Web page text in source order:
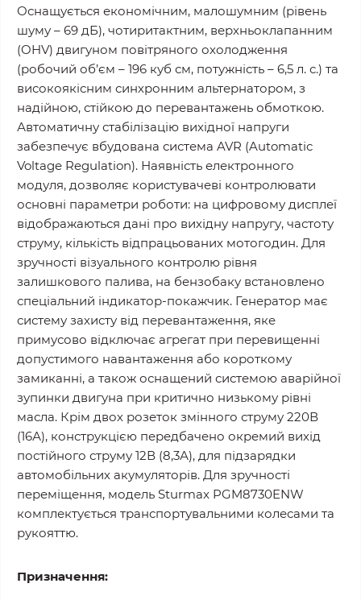
Оснащується економічним, малошумним (рівень
шуму – 69 дБ), чотиритактним, верхньоклапанним
(OHV) двигуном повітряного охолодження
(робочий об’єм – 196 куб см, потужність – 6,5 л. с.) та
високоякісним синхронним альтернатором, з
надійною, стійкою до перевантажень обмоткою.
Автоматичну стабілізацію вихідної напруги
забезпечує вбудована система AVR (Automatic
Voltage Regulation). Наявність електронного
модуля, дозволяє користувачеві контролювати
основні параметри роботи: на цифровому дисплеї
відображаються дані про вихідну напругу, частоту
струму, кількість відпрацьованих мотогодин. Для
зручності візуального контролю рівня
залишкового палива, на бензобаку встановлено
спеціальний індикатор-покажчик. Генератор має
систему захисту від перевантаження, яке
примусово відключає агрегат при перевищенні
допустимого навантаження або короткому
замиканні, а також оснащений системою аварійної
зупинки двигуна при критично низькому рівні
масла. Крім двох розеток змінного струму 220В
(16А), конструкцією передбачено окремий вихід
постійного струму 12В (8,3А), для підзарядки
автомобільних акумуляторів. Для зручності
переміщення, модель Sturmax PGM8730ENW
комплектується транспортувальними колесами та
рукояттю.
Призначення: